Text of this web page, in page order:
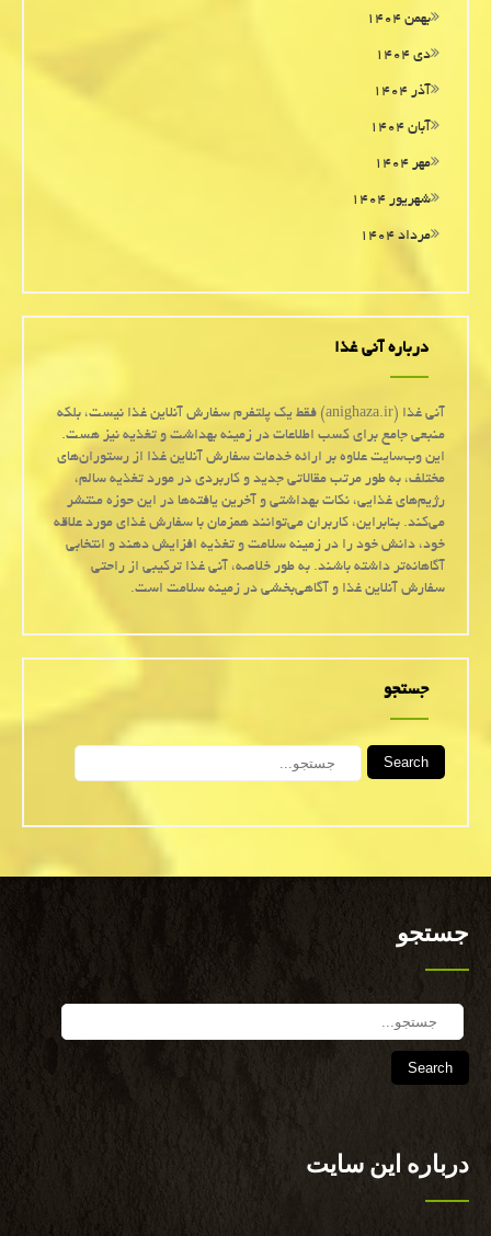
بهمن ۱۴۰۴
دی ۱۴۰۴
آذر ۱۴۰۴
آبان ۱۴۰۴
مهر ۱۴۰۴
شهریور ۱۴۰۴
مرداد ۱۴۰۴
درباره آنی غذا
آنی غذا (anighaza.ir) فقط یک پلتفرم سفارش آنلاین غذا نیست، بلکه
منبعی جامع برای کسب اطلاعات در زمینه بهداشت و تغذیه نیز هست.
این وب‌سایت علاوه بر ارائه خدمات سفارش آنلاین غذا از رستوران‌های
مختلف، به طور مرتب مقالاتی جدید و کاربردی در مورد تغذیه سالم،
رژیم‌های غذایی، نکات بهداشتی و آخرین یافته‌ها در این حوزه منتشر
می‌کند. بنابراین، کاربران می‌توانند همزمان با سفارش غذای مورد علاقه
خود، دانش خود را در زمینه سلامت و تغذیه افزایش دهند و انتخابی
آگاهانه‌تر داشته باشند. به طور خلاصه، آنی غذا ترکیبی از راحتی
سفارش آنلاین غذا و آگاهی‌بخشی در زمینه سلامت است.
جستجو
Search
جستجو
Search
درباره این سایت